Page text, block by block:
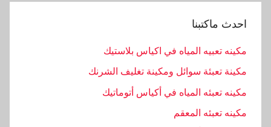
ب
,
ا
ه
احدث ماكتبنا
مكينه تعبيه المياه في اكياس بلاستيك
مكينة تعبئة سوائل ومكينة تغليف الشرنك
مكينه تعبئه المياه في أكياس أتوماتيك
مكينه تعبئه المعقم